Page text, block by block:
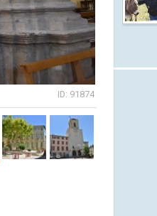
ID: 91874